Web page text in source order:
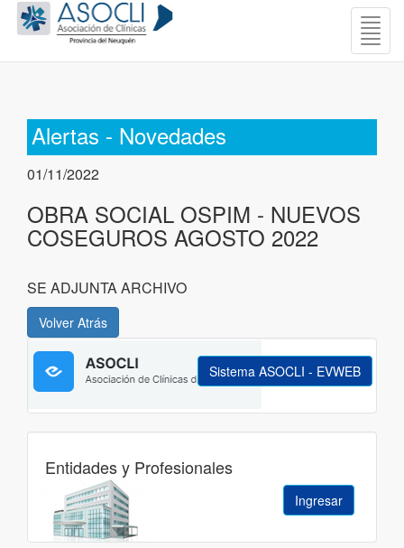
Alertas - Novedades
01/11/2022
OBRA SOCIAL OSPIM - NUEVOS
COSEGUROS AGOSTO 2022
SE ADJUNTA ARCHIVO
Sistema ASOCLI - EVWEB
Entidades y Profesionales
Ingresar